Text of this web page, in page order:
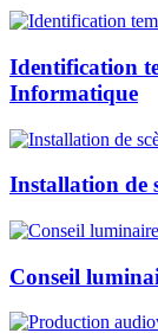
Identification
Informatique
Installation de
Conseil